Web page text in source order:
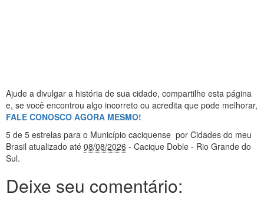
Ajude a divulgar a história de sua cidade, compartilhe esta página
e, se você encontrou algo incorreto ou acredita que pode melhorar,
FALE CONOSCO AGORA MESMO!
5 de 5 estrelas para o Município caciquense por Cidades do meu
Brasil atualizado até 08/08/2026 - Cacique Doble - Rio Grande do
Sul.
Deixe seu comentário: